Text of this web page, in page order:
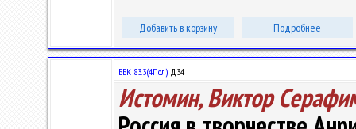
Добавить в корзину Подробнее
ББК 83.3(4Пол) Д34
Истомин, Виктор